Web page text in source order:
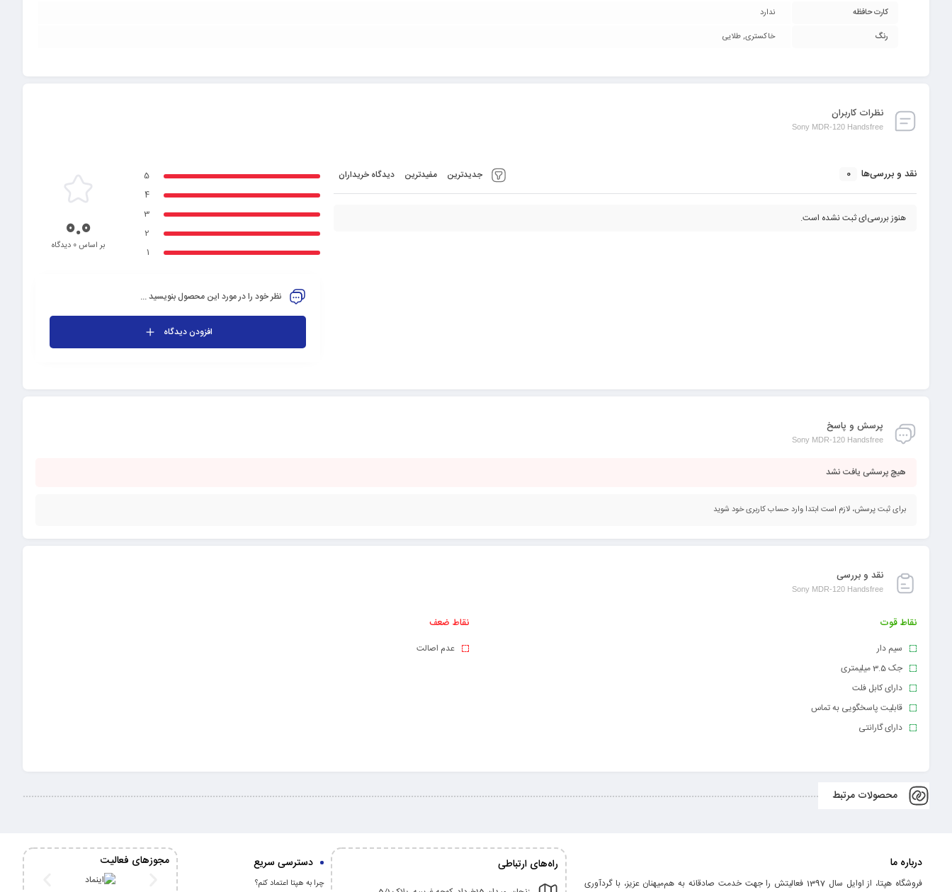
کارت حافظه
ندارد
رنگ
خاکستری, طلایی
نظرات کاربران
Sony MDR-120 Handsfree
نقد و بررسی‌ها 0 جدیدترین مفیدترین دیدگاه خریداران
هنوز بررسی‌ای ثبت نشده است.
5
4
3
2
1
0.0
بر اساس 0 دیدگاه
نظر خود را در مورد این محصول بنویسید ...
افزودن دیدگاه
پرسش و پاسخ
Sony MDR-120 Handsfree
هیچ پرسشی یافت نشد
برای ثبت پرسش، لازم است ابتدا وارد حساب کاربری خود شوید
نقد و بررسی
Sony MDR-120 Handsfree
نقاط قوت
سیم دار
جک 3.5 میلیمتری
دارای کابل فلت
قابلیت پاسخگویی به تماس
دارای گارانتی
نقاط ضعف
عدم اصالت
محصولات مرتبط
درباره ما
فروشگاه هپتا، از اوایل سال 1397 فعالیتش را جهت خدمت صادقانه به هم‌میهنان عزیز، با گردآوری
راه‌های ارتباطی دسترسی سریع
چرا به هپتا اعتماد کنم؟
مجوزهای فعالیت